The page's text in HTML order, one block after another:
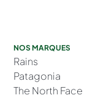
NOS MARQUES
Rains
Patagonia
The North Face